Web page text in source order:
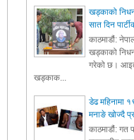
खड्काको
सात दिन
काठमाडौं:
खड्काको
गरेको छ।
खड्काक...
डेढ महिनामा
मनाङे खोज्दै
काठमाडौं: गत